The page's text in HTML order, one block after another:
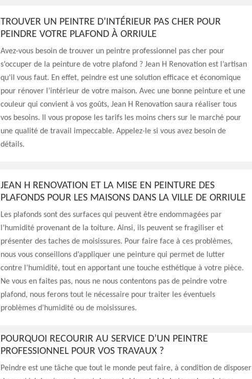
TROUVER UN PEINTRE D’INTÉRIEUR PAS CHER POUR
PEINDRE VOTRE PLAFOND À ORRIULE
Avez-vous besoin de trouver un peintre professionnel pas cher pour
s’occuper de la peinture de votre plafond ? Jean H Renovation est l’artisan
qu’il vous faut. En effet, peindre est une solution efficace et économique
pour rénover l’intérieur de votre maison. Avec une bonne peinture et une
couleur qui convient à vos goûts, Jean H Renovation saura réaliser tous
vos besoins. Il vous propose les tarifs les moins chers sur le marché pour
une qualité de travail impeccable. Appelez-le si vous avez besoin de
détails.
JEAN H RENOVATION ET LA MISE EN PEINTURE DES
PLAFONDS POUR LES MAISONS DANS LA VILLE DE ORRIULE
Les plafonds sont des surfaces qui peuvent être endommagées par
l’humidité provenant de la toiture. Ainsi, ils peuvent se fragiliser et
présenter des taches de moisissures. Pour faire face à ces problèmes,
nous vous conseillons d’appliquer une peinture qui permet de lutter
contre l’humidité, tout en apportant une touche esthétique à votre pièce.
Ne vous en faites pas, nous ne nous contentons pas de peindre votre
plafond, nous ferons tout le nécessaire pour traiter les éventuels
problèmes d’humidité ou de moisissures.
POURQUOI RECOURIR AU SERVICE D’UN PEINTRE
PROFESSIONNEL POUR VOS TRAVAUX ?
Peindre est une tâche que tout le monde peut faire, à condition de disposer